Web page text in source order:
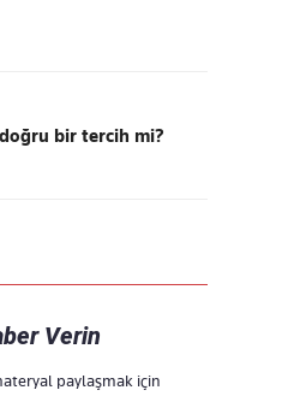
bir tercih mi?
Verin
paylaşmak için